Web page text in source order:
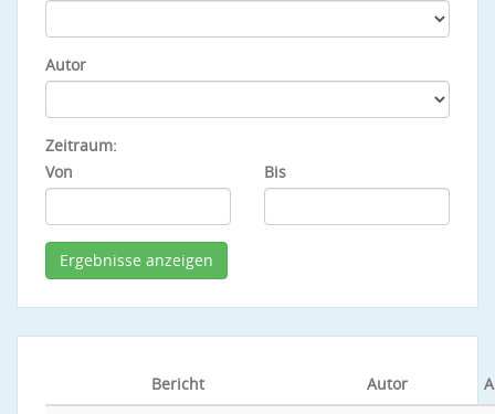
Autor
Zeitraum:
Von
Bis
Bericht Autor